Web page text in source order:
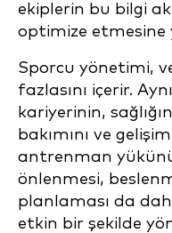
ekiplerin bu bilgi
optimize etmesine
Sporcu yönetimi,
fazlasını içerir.
kariyerinin,
bakımını ve
antrenman
önlenmesi,
planlaması da
etkin bir şekilde